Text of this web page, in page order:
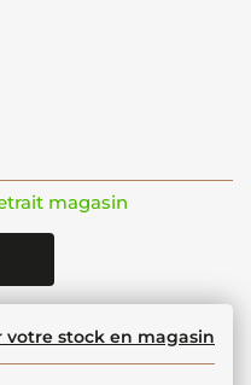
magasin
votre stock en magasin